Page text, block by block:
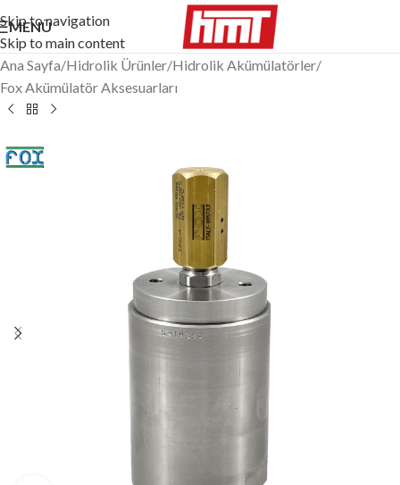
Skip to navigation
Skip to main content
MENÜ
Ana Sayfa/Hidrolik Ürünler/Hidrolik Akümülatörler/
Fox Akümülatör Aksesuarları